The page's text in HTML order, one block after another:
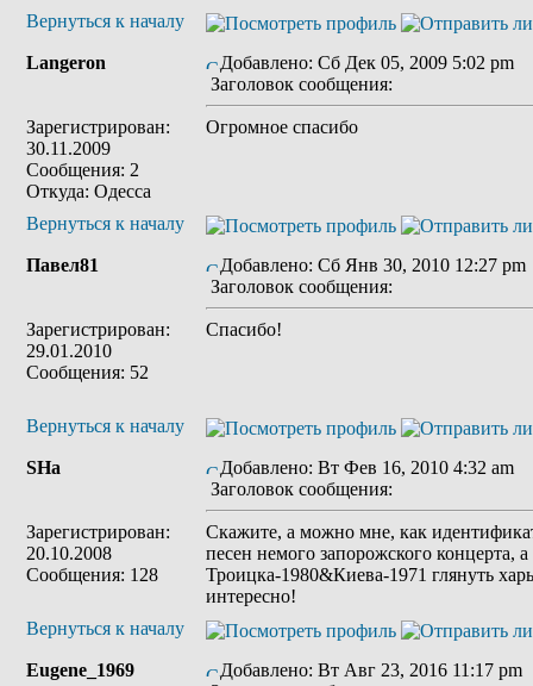
Вернуться к началу
Langeron
Зарегистрирован:
30.11.2009
Сообщения: 2
Откуда: Одесса
Добавлено: Сб Дек 05, 2009 5:02 pm
Заголовок сообщения:
Огромное спасибо
Вернуться к началу
Павел81
Зарегистрирован:
29.01.2010
Сообщения: 52
Добавлено: Сб Янв 30, 2010 12:27 pm
Заголовок сообщения:
Спасибо!
Вернуться к началу
SHa
Зарегистрирован:
20.10.2008
Сообщения: 128
Добавлено: Вт Фев 16, 2010 4:32 am
Заголовок сообщения:
Скажите, а можно мне, как
песен немого запорожского концерта, а
Троицка-1980&Киева-1971 глянуть
интересно!
Вернуться к началу
Eugene_1969
Добавлено: Вт Авг 23, 2016 11:17 pm